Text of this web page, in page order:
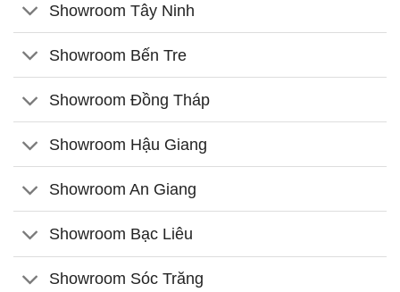
Showroom Tây Ninh
Showroom Bến Tre
Showroom Đồng Tháp
Showroom Hậu Giang
Showroom An Giang
Showroom Bạc Liêu
Showroom Sóc Trăng